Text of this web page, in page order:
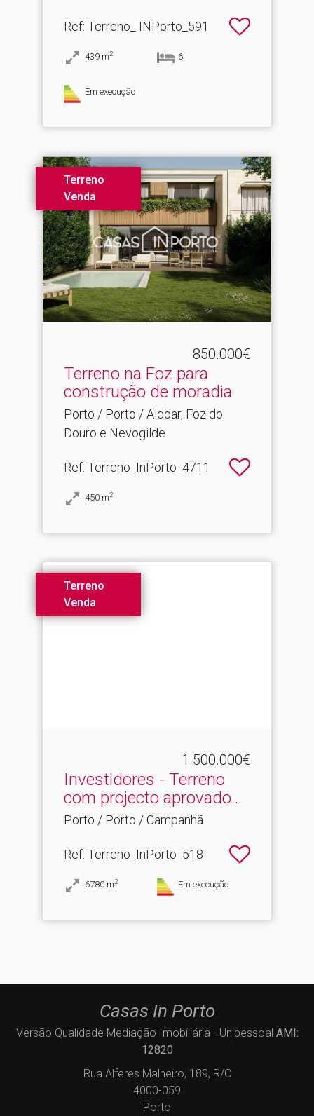
Ref: Terreno_ INPorto_591
439 m2 6
Em execução
Terreno
Venda
850.000€
Terreno na Foz para
construção de moradia
Porto / Porto / Aldoar, Foz do
Douro e Nevogilde
Ref: Terreno_InPorto_4711
450 m2
Terreno
Venda
1.500.000€
Investidores - Terreno
com projecto aprovado.​..
Porto / Porto / Campanhã
Ref: Terreno_InPorto_518
6780 m2 Em execução
Casas In Porto
Versão Qualidade Mediação Imobiliária - Unipessoal AMI:
12820
Rua Alferes Malheiro, 189, R/C
4000-059
Porto